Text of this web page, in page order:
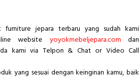
jepara terbaru yang sudah kami
website yoyokmebeljepara.com dan
kami via Telpon & Chat or Video Call
yang sesuai dengan keinginan kamu, baik